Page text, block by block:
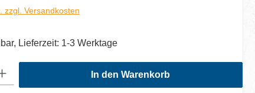
zzgl. Versandkosten
Lieferzeit: 1-3 Werktage
den gewünschten Wert ein oder benutze die Schaltflächen um
In den Warenkorb